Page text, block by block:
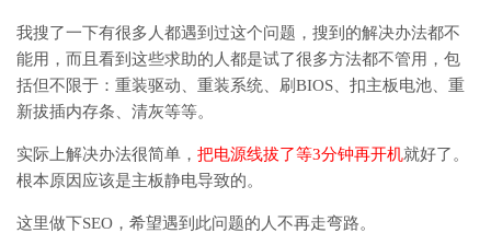
我搜了一下有很多人都遇到过这个问题，搜到的解决办法都不
能用，而且看到这些求助的人都是试了很多方法都不管用，包
括但不限于：重装驱动、重装系统、刷BIOS、扣主板电池、重
新拔插内存条、清灰等等。
实际上解决办法很简单， 把电源线拔了等3分钟再开机就好了。
根本原因应该是主板静电导致的。
这里做下SEO，希望遇到此问题的人不再走弯路。